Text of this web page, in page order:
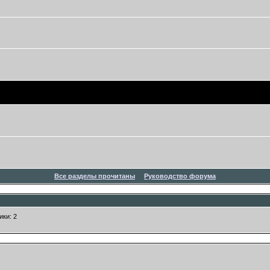
Все разделы прочитаны Руководство форума
2